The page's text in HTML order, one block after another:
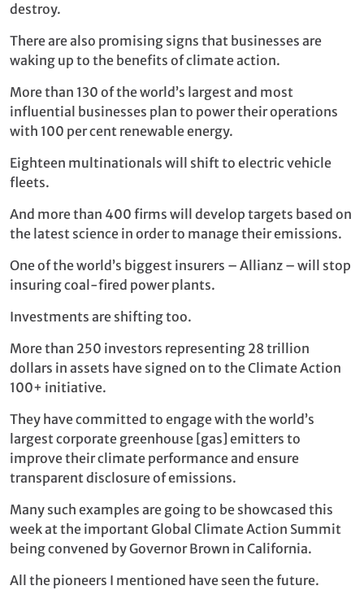
destroy.
There are also promising signs that businesses are
waking up to the benefits of climate action.
More than 130 of the world’s largest and most
influential businesses plan to power their operations
with 100 per cent renewable energy.
Eighteen multinationals will shift to electric vehicle
fleets.
And more than 400 firms will develop targets based on
the latest science in order to manage their emissions.
One of the world’s biggest insurers – Allianz – will stop
insuring coal-fired power plants.
Investments are shifting too.
More than 250 investors representing 28 trillion
dollars in assets have signed on to the Climate Action
100+ initiative.
They have committed to engage with the world’s
largest corporate greenhouse [gas] emitters to
improve their climate performance and ensure
transparent disclosure of emissions.
Many such examples are going to be showcased this
week at the important Global Climate Action Summit
being convened by Governor Brown in California.
All the pioneers I mentioned have seen the future.